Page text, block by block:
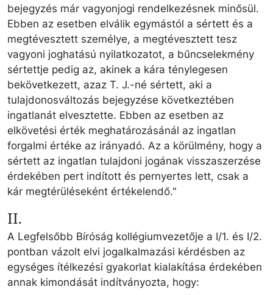
bejegyzés már vagyonjogi rendelkezésnek minősül.
Ebben az esetben elválik egymástól a sértett és a
megtévesztett személye, a megtévesztett tesz
vagyoni joghatású nyilatkozatot, a bűncselekmény
sértettje pedig az, akinek a kára ténylegesen
bekövetkezett, azaz T. J.-né sértett, aki a
tulajdonosváltozás bejegyzése következtében
ingatlanát elvesztette. Ebben az esetben az
elkövetési érték meghatározásánál az ingatlan
forgalmi értéke az irányadó. Az a körülmény, hogy a
sértett az ingatlan tulajdoni jogának visszaszerzése
érdekében pert indított és pernyertes lett, csak a
kár megtérüléseként értékelendő."
II.
A Legfelsőbb Bíróság kollégiumvezetője a I/1. és I/2.
pontban vázolt elvi jogalkalmazási kérdésben az
egységes ítélkezési gyakorlat kialakítása érdekében
annak kimondását indítványozta, hogy: